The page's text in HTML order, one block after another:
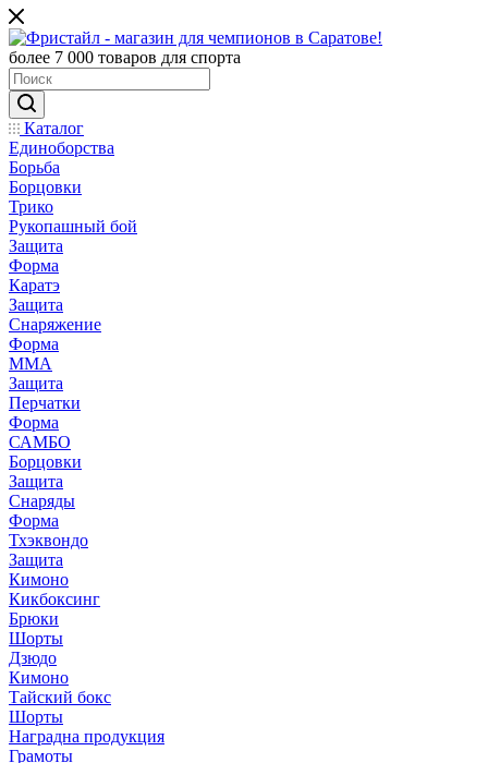
более 7 000 товаров для спорта
Каталог
Единоборства
Борьба
Борцовки
Трико
Рукопашный бой
Защита
Форма
Каратэ
Защита
Снаряжение
Форма
ММА
Защита
Перчатки
Форма
САМБО
Борцовки
Защита
Снаряды
Форма
Тхэквондо
Защита
Кимоно
Кикбоксинг
Брюки
Шорты
Дзюдо
Кимоно
Тайский бокс
Шорты
Наградна продукция
Грамоты